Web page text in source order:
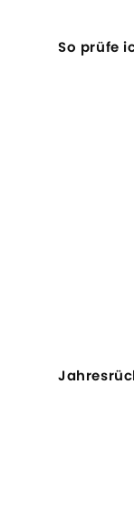
So prüfe